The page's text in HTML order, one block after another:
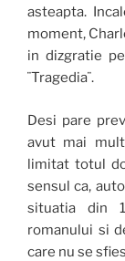
asteapta.
moment,
in dizgratie
¨Tragedia¨.
Desi pare
avut mai
limitat totul
sensul ca,
situatia din
romanului si
care nu se